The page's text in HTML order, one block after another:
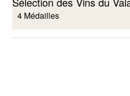
4 Médailles